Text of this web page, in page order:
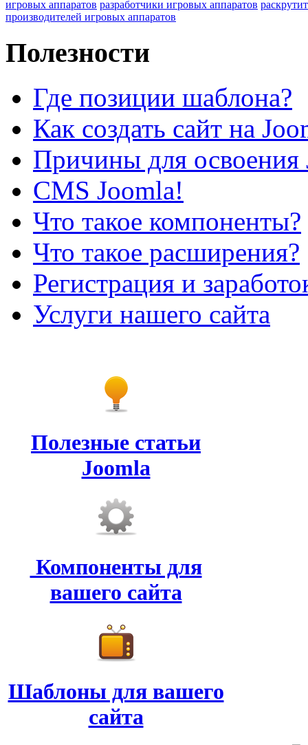
игровых аппаратов разработчики игровых аппаратов
производителей игровых аппаратов
Полезности
Где позиции шаблона?
Как создать сайт на
Причины для освоения
CMS Joomla!
Что такое компоненты?
Что такое расширения?
Регистрация и
Услуги нашего сайта
Полезные статьи
Joomla
Компоненты для
вашего сайта
Шаблоны для вашего
сайта